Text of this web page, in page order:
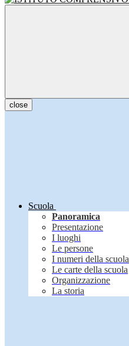
close
Scuola
Panoramica
Presentazione
I luoghi
Le persone
I numeri della scuola
Le carte della scuola
Organizzazione
La storia